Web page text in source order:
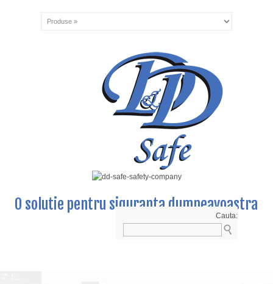
O solutie pentru siguranta dumneavoastra
Cauta: